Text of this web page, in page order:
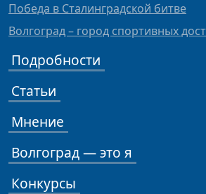
Победа в Сталинградской битве
Волгоград – город спортивных
Подробности
Статьи
Мнение
Волгоград — это я
Конкурсы